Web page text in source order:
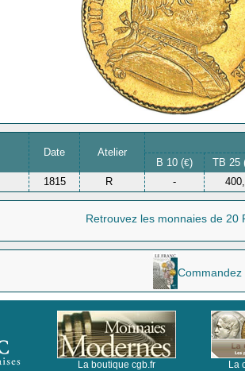
Date
Atelier
B 10 (€)
TB 25
1815 R -
Retrouvez les monnaies de 20
La boutique cgb.fr La